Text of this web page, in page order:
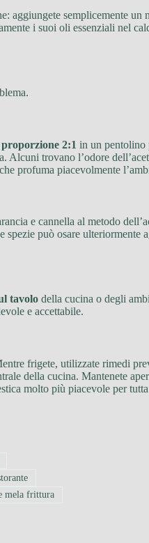
aggiungete semplicemente
i suoi oli essenziali nel
2:1 in un pentolino
Alcuni trovano l’odore
profuma piacevolmente
e cannella al metodo
spezie può osare ulteriormente
tavolo della cucina o degli
e accettabile.
frigete, utilizzate rimedi
della cucina. Mantenete
molto più piacevole per
mela frittura